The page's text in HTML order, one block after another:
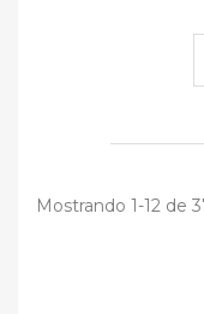
Mostrando 1-12 de